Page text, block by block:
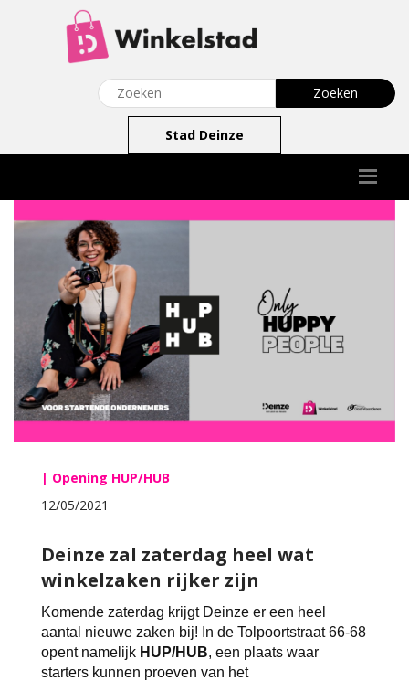
Stad Deinze
| Opening HUP/HUB
12/05/2021
Deinze zal zaterdag heel wat
winkelzaken rijker zijn
Komende zaterdag krijgt Deinze er een heel
aantal nieuwe zaken bij! In de Tolpoortstraat 66-68
opent namelijk HUP/HUB, een plaats waar
starters kunnen proeven van het